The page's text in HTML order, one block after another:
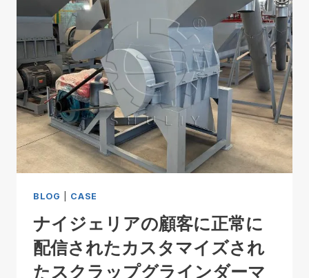
BLOG CASE
ナイジェリアの顧客に正常に
配信されたカスタマイズされ
たスクラップグラインダーマ